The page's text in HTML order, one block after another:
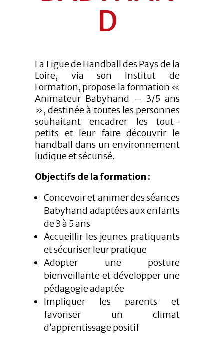
D
La Ligue de Handball des Pays de la
Loire, via son Institut de
Formation, propose la formation «
Animateur Babyhand – 3/5 ans
», destinée à toutes les personnes
souhaitant encadrer les tout-
petits et leur faire découvrir le
handball dans un environnement
ludique et sécurisé.
Objectifs de la formation :
Concevoir et animer des séances
Babyhand adaptées aux enfants
de 3 à 5 ans
Accueillir les jeunes pratiquants
et sécuriser leur pratique
Adopter une posture
bienveillante et développer une
pédagogie adaptée
Impliquer les parents et
favoriser un climat
d’apprentissage positif